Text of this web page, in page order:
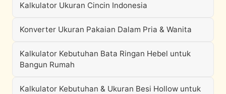
Kalkulator Ukuran Cincin Indonesia
Konverter Ukuran Pakaian Dalam Pria & Wanita
Kalkulator Kebutuhan Bata Ringan Hebel untuk
Bangun Rumah
Kalkulator Kebutuhan & Ukuran Besi Hollow untuk